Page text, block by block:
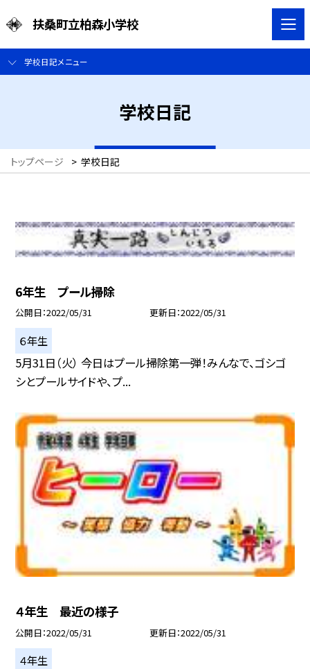
扶桑町立柏森小学校
学校日記メニュー
学校日記
トップページ > 学校日記
6年生 プール掃除
公開日 2022/05/31 更新日 2022/05/31
６年生
5月31日（火） 今日はプール掃除第一弾！みんなで、ゴシゴ
シとプールサイドや、プ...
４年生 最近の様子
公開日 2022/05/31 更新日 2022/05/31
４年生